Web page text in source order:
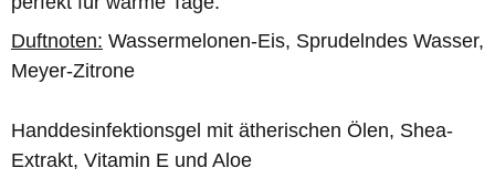
Duftnoten: Wassermelonen-Eis, Sprudelndes Wasser,
Meyer-Zitrone
Handdesinfektionsgel mit ätherischen Ölen, Shea-
Extrakt, Vitamin E und Aloe